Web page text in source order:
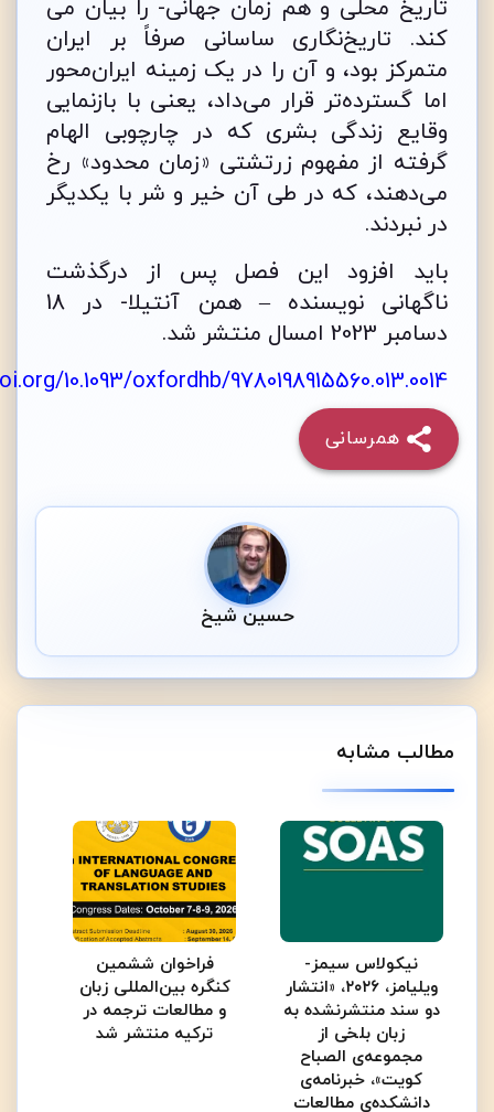
تاریخ محلی و هم زمان جهانی- را بیان می
کند. تاریخ‌نگاری ساسانی صرفاً بر ایران
متمرکز بود، و آن را در یک زمینه ایران‌محور
اما گسترده‌تر قرار می‌داد، یعنی با بازنمایی
وقایع زندگی بشری که در چارچوبی الهام
گرفته از مفهوم زرتشتی «زمان محدود» رخ
می‌دهند، که در طی آن خیر و شر با یکدیگر
در نبردند.
باید افزود این فصل پس از درگذشت
ناگهانی نویسنده – همن آنتیلا- در 18
دسامبر 2023 امسال منتشر شد.
10.1093/oxfordhb/9780198915560.013.0014
همرسانی
حسین شیخ
مطالب مشابه
نیکولاس سیمز-
ویلیامز، ۲۰۲۶، «انتشار
دو سند منتشرنشده به
زبان بلخی از
مجموعه‌ی الصباح
کویت»، خبرنامه‌ی
دانشکده‌ی مطالعات
فراخوان ششمین
کنگره بین‌المللی زبان
و مطالعات ترجمه در
ترکیه منتشر شد